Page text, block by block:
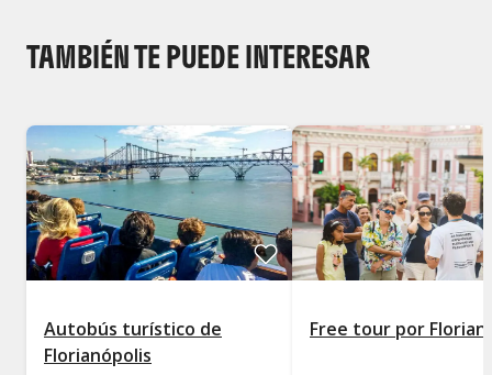
TAMBIÉN TE PUEDE INTERESAR
Autobús turístico de
Florianópolis
Free tour por